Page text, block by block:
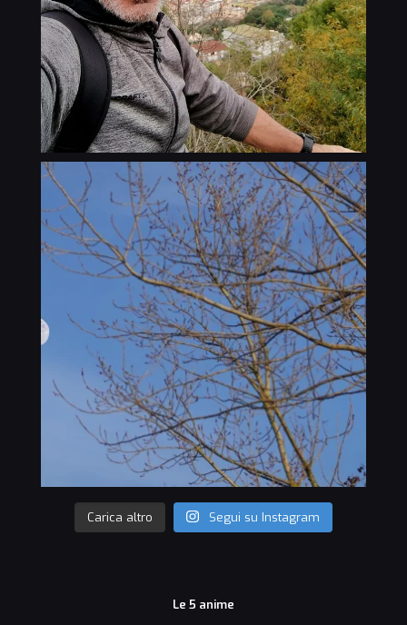
Carica altro Segui su Instagram
Le 5 anime